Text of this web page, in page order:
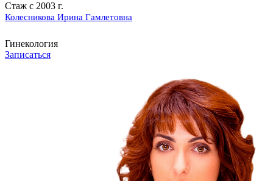
Стаж с 2003 г.
Колесникова Ирина Гамлетовна
Гинекология
Записаться